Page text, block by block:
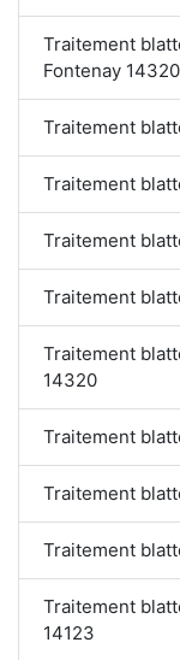
Traitement
Fontenay 14320
Traitement
Traitement
Traitement
Traitement
Traitement
14320
Traitement
Traitement
Traitement
Traitement
14123